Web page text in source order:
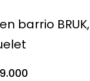
barrio BRUK,